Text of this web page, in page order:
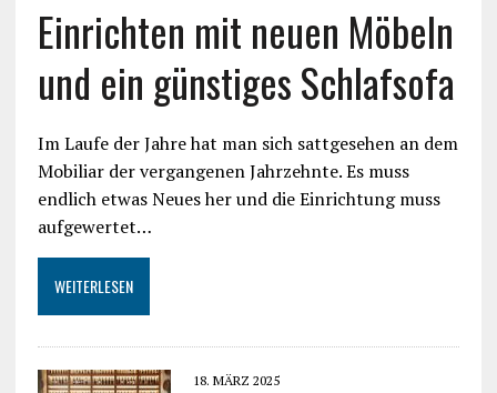
Einrichten mit neuen Möbeln
und ein günstiges Schlafsofa
Im Laufe der Jahre hat man sich sattgesehen an dem
Mobiliar der vergangenen Jahrzehnte. Es muss
endlich etwas Neues her und die Einrichtung muss
aufgewertet…
WEITERLESEN
18. MÄRZ 2025